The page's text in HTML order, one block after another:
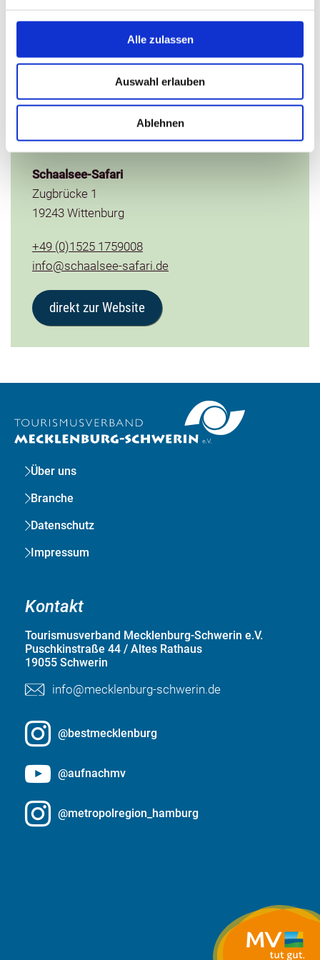
Alle zulassen
Auswahl erlauben
Ablehnen
Bäume und auf die Flut wartende Wasserläufer
betonen die Unberührtheit dieses Ortes. Ein Seeadler
fliegt davon, und das Röhren der Hirsche in der
Brunftzeit hallt durch die Luft.
Kontaktinformationen
Schaalsee-Safari
Zugbrücke 1
19243 Wittenburg
+49 (0)1525 1759008
info@schaalsee-safari.de
direkt zur Website
Über uns
Branche
Datenschutz
Impressum
Kontakt
Tourismusverband Mecklenburg-Schwerin e.V.
Puschkinstraße 44 / Altes Rathaus
19055 Schwerin
info@mecklenburg-schwerin.de
@bestmecklenburg
@aufnachmv
@metropolregion_hamburg